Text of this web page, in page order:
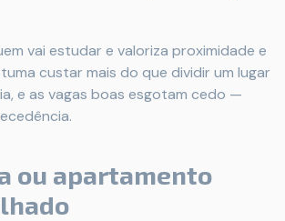
vai estudar e valoriza proximidade e
custar mais do que dividir um lugar
e as vagas boas esgotam cedo —
ou apartamento